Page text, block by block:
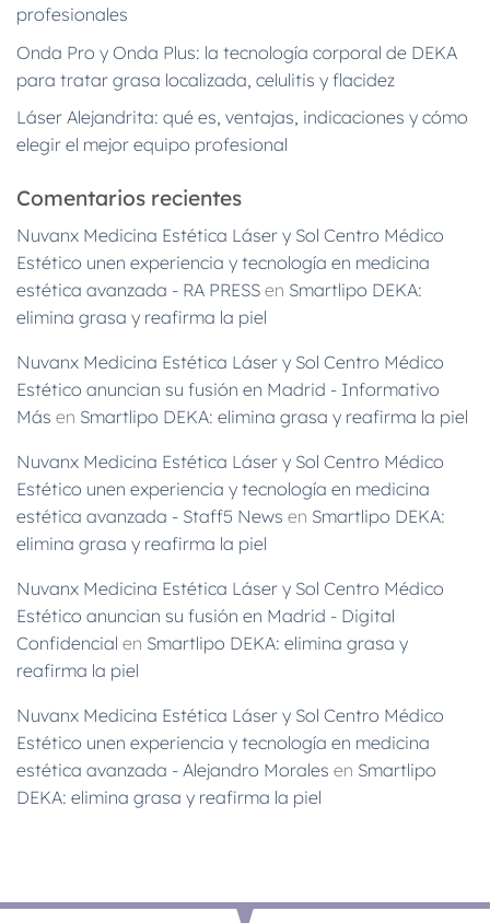
profesionales
Onda Pro y Onda Plus: la tecnología corporal de DEKA
para tratar grasa localizada, celulitis y flacidez
Láser Alejandrita: qué es, ventajas, indicaciones y cómo
elegir el mejor equipo profesional
Comentarios recientes
Nuvanx Medicina Estética Láser y Sol Centro Médico
Estético unen experiencia y tecnología en medicina
estética avanzada - RA PRESS en Smartlipo DEKA:
elimina grasa y reafirma la piel
Nuvanx Medicina Estética Láser y Sol Centro Médico
Estético anuncian su fusión en Madrid - Informativo
Más en Smartlipo DEKA: elimina grasa y reafirma la piel
Nuvanx Medicina Estética Láser y Sol Centro Médico
Estético unen experiencia y tecnología en medicina
estética avanzada - Staff5 News en Smartlipo DEKA:
elimina grasa y reafirma la piel
Nuvanx Medicina Estética Láser y Sol Centro Médico
Estético anuncian su fusión en Madrid - Digital
Confidencial en Smartlipo DEKA: elimina grasa y
reafirma la piel
Nuvanx Medicina Estética Láser y Sol Centro Médico
Estético unen experiencia y tecnología en medicina
estética avanzada - Alejandro Morales en Smartlipo
DEKA: elimina grasa y reafirma la piel